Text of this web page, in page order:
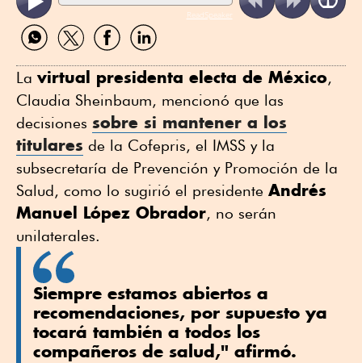
ReadSpeaker
Compartir
por
Compartir
por
Compartir
por
Compartir
por
La virtual presidenta electa de México,
Claudia Sheinbaum, mencionó que las
decisiones sobre si mantener a los
titulares de la Cofepris, el IMSS y la
subsecretaría de Prevención y Promoción de la
Salud, como lo sugirió el presidente Andrés
Manuel López Obrador, no serán
unilaterales.
Siempre estamos abiertos a
recomendaciones, por supuesto ya
tocará también a todos los
compañeros de salud," afirmó.